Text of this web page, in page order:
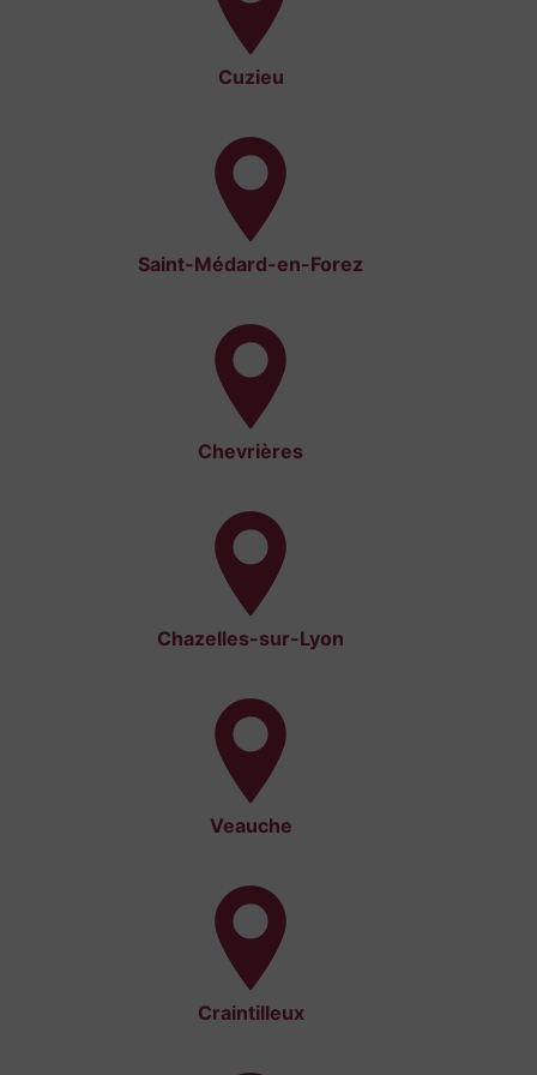
Cuzieu
Saint-Médard-en-Forez
Chevrières
Chazelles-sur-Lyon
Veauche
Craintilleux